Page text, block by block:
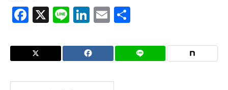
F
c
e
b
X
Li
e
Li
k
e
dI
E
ail